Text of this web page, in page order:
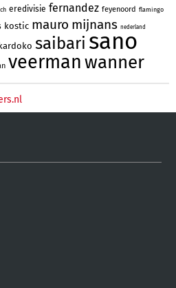
eredivisie fernandez feyenoord flamingo
kostic mauro mijnans nederland
saibari sano
veermanwanner